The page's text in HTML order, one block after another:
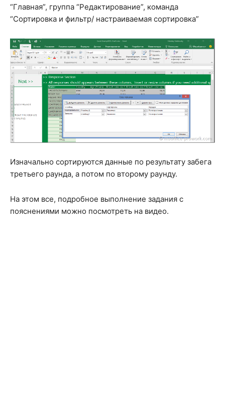
“Главная”, группа “Редактирование”, команда
“Сортировка и фильтр/ настраиваемая сортировка”
Изначально сортируются данные по результату забега
третьего раунда, а потом по второму раунду.
На этом все, подробное выполнение задания с
пояснениями можно посмотреть на видео.